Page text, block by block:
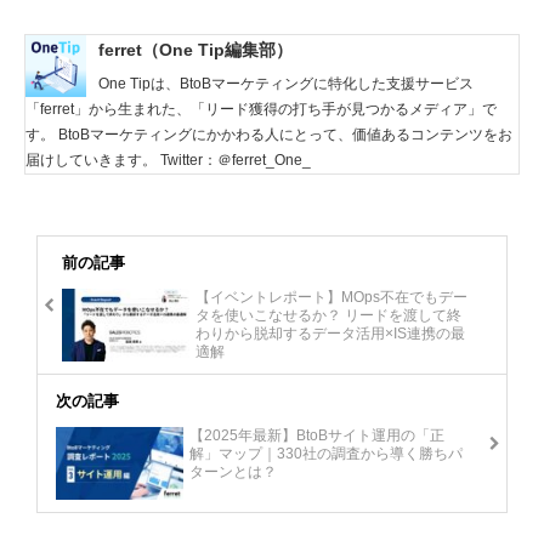
ferret（One Tip編集部）
One Tipは、BtoBマーケティングに特化した支援サービス
「ferret」から生まれた、「リード獲得の打ち手が見つかるメディア」で
す。 BtoBマーケティングにかかわる人にとって、価値あるコンテンツをお
届けしていきます。 Twitter：＠ferret_One_
前の記事
【イベントレポート】MOps不在でもデー
タを使いこなせるか？ リードを渡して終
わりから脱却するデータ活用×IS連携の最
適解
次の記事
【2025年最新】BtoBサイト運用の「正
解」マップ｜330社の調査から導く勝ちパ
ターンとは？